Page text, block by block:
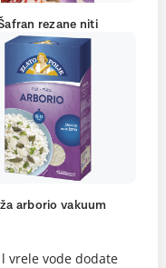
rezane niti
arborio vakuum
vrele vode dodate